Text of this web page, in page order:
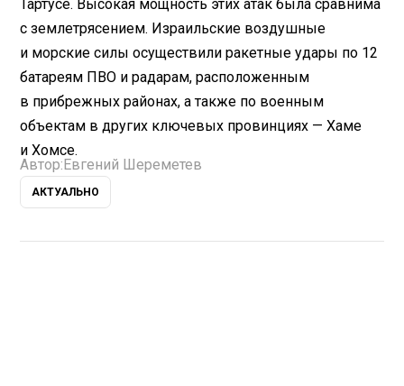
Тартусе. Высокая мощность этих атак была сравнима
с землетрясением. Израильские воздушные
и морские силы осуществили ракетные удары по 12
батареям ПВО и радарам, расположенным
в прибрежных районах, а также по военным
объектам в других ключевых провинциях — Хаме
и Хомсе.
Автор: Евгений Шереметев
АКТУАЛЬНО